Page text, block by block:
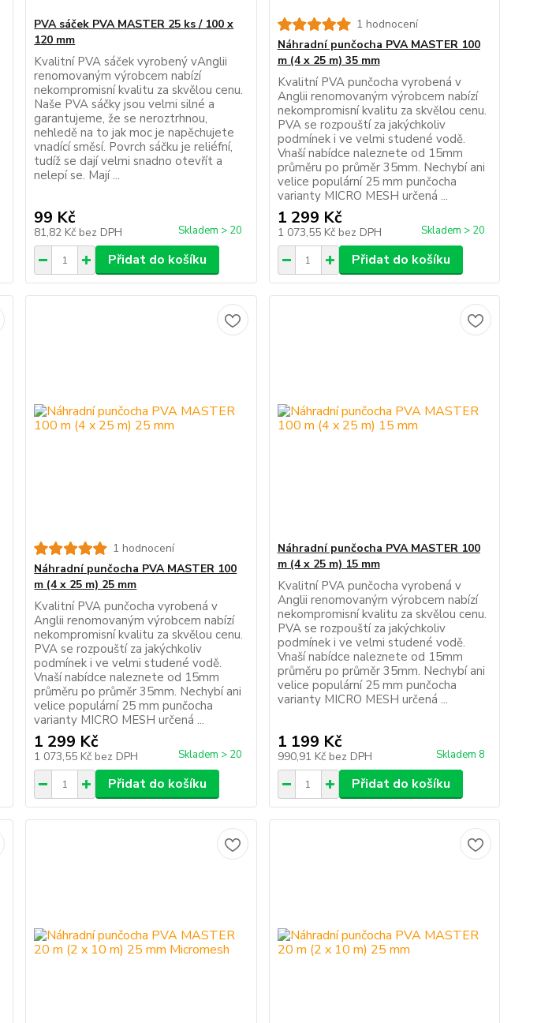
PVA sáček PVA MASTER 25 ks / 100 x
120 mm
Kvalitní PVA sáček vyrobený vAnglii
renomovaným výrobcem nabízí
nekompromisní kvalitu za skvělou cenu.
Naše PVA sáčky jsou velmi silné a
garantujeme, že se neroztrhnou,
nehledě na to jak moc je napěchujete
vnadící směsí. Povrch sáčku je reliéfní,
tudíž se dají velmi snadno otevřít a
nelepí se. Mají ...
99 Kč
81,82 Kč bez DPH Skladem > 20
Přidat do košíku
1 hodnocení
Náhradní punčocha PVA MASTER 100
m (4 x 25 m) 35 mm
Kvalitní PVA punčocha vyrobená v
Anglii renomovaným výrobcem nabízí
nekompromisní kvalitu za skvělou cenu.
PVA se rozpouští za jakýchkoliv
podmínek i ve velmi studené vodě.
Vnaší nabídce naleznete od 15mm
průměru po průměr 35mm. Nechybí ani
velice populární 25 mm punčocha
varianty MICRO MESH určená ...
1 299 Kč
1 073,55 Kč bez DPH Skladem > 20
Přidat do košíku
1 hodnocení
Náhradní punčocha PVA MASTER 100
m (4 x 25 m) 25 mm
Kvalitní PVA punčocha vyrobená v
Anglii renomovaným výrobcem nabízí
nekompromisní kvalitu za skvělou cenu.
PVA se rozpouští za jakýchkoliv
podmínek i ve velmi studené vodě.
Vnaší nabídce naleznete od 15mm
průměru po průměr 35mm. Nechybí ani
velice populární 25 mm punčocha
varianty MICRO MESH určená ...
1 299 Kč
1 073,55 Kč bez DPH Skladem > 20
Přidat do košíku
Náhradní punčocha PVA MASTER 100
m (4 x 25 m) 15 mm
Kvalitní PVA punčocha vyrobená v
Anglii renomovaným výrobcem nabízí
nekompromisní kvalitu za skvělou cenu.
PVA se rozpouští za jakýchkoliv
podmínek i ve velmi studené vodě.
Vnaší nabídce naleznete od 15mm
průměru po průměr 35mm. Nechybí ani
velice populární 25 mm punčocha
varianty MICRO MESH určená ...
1 199 Kč
990,91 Kč bez DPH Skladem 8
Přidat do košíku